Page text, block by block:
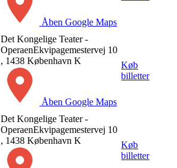
Åben Google Maps
Det Kongelige Teater -
OperaenEkvipagemestervej 10
, 1438 København K
Åben Google Maps
Køb
billetter
Det Kongelige Teater -
OperaenEkvipagemestervej 10
, 1438 København K
Køb
billetter